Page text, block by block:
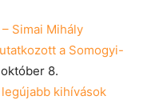
Simai Mihály
a Somogyi-
8.
kihívások